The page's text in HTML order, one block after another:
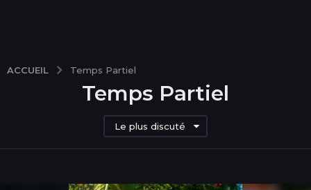
ACCUEIL Temps Partiel
Temps Partiel
Le plus discuté